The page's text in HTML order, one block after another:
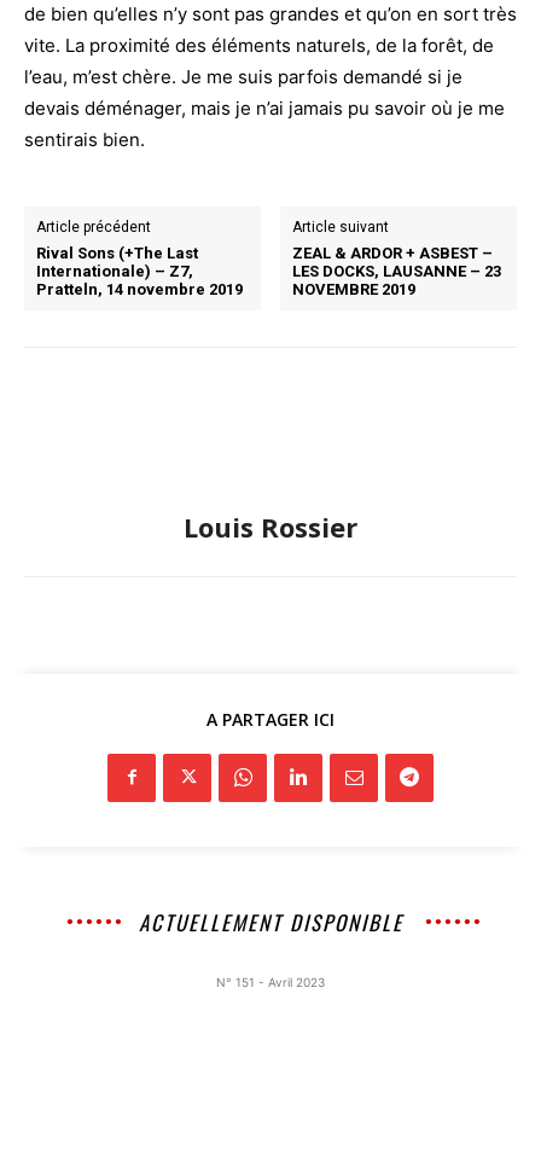
de bien qu’elles n’y sont pas grandes et qu’on en sort très
vite. La proximité des éléments naturels, de la forêt, de
l’eau, m’est chère. Je me suis parfois demandé si je
devais déménager, mais je n’ai jamais pu savoir où je me
sentirais bien.
Article précédent
Rival Sons (+The Last
Internationale) – Z7,
Pratteln, 14 novembre 2019
Article suivant
ZEAL & ARDOR + ASBEST –
LES DOCKS, LAUSANNE – 23
NOVEMBRE 2019
Louis Rossier
A PARTAGER ICI
ACTUELLEMENT DISPONIBLE
N° 151 - Avril 2023